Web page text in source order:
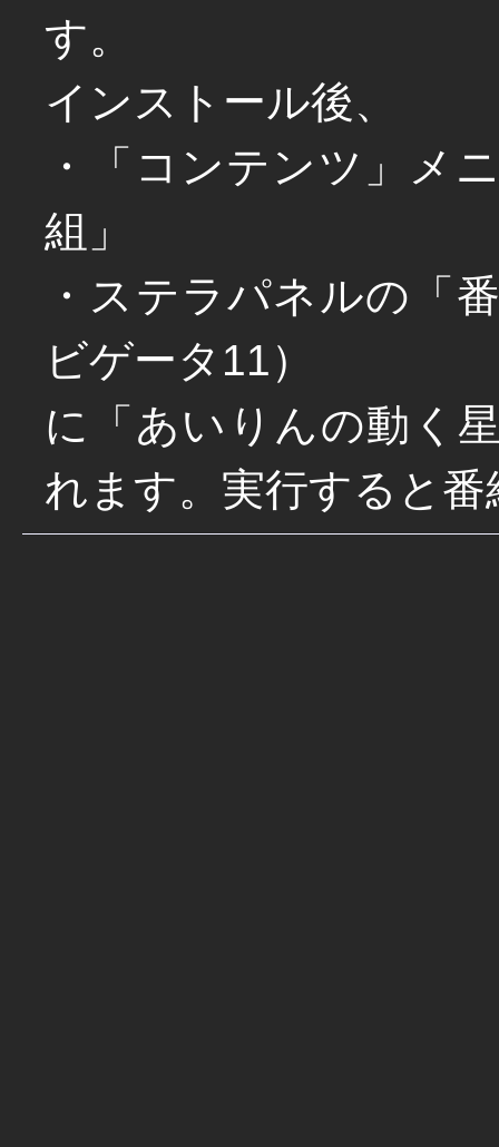
す。
インストール後、
・「コンテンツ」メ
組」
・ステラパネルの「
ビゲータ11）
に「あいりんの動く
れます。実行すると